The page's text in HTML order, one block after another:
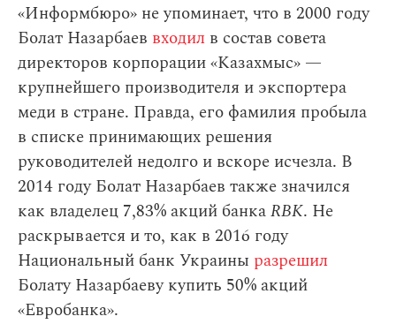
«Информбюро» не упоминает, что в 2000 году
Болат Назарбаев входил в состав совета
директоров корпорации «Казахмыс» —
крупнейшего производителя и экспортера
меди в стране. Правда, его фамилия пробыла
в списке принимающих решения
руководителей недолго и вскоре исчезла. В
2014 году Болат Назарбаев также значился
как владелец 7,83% акций банкаRBK. Не
раскрывается и то, как в 2016 году
Национальный банк Украины разрешил
Болату Назарбаеву купить 50% акций
«Евробанка».